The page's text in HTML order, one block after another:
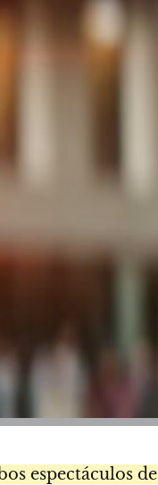
espectáculos de